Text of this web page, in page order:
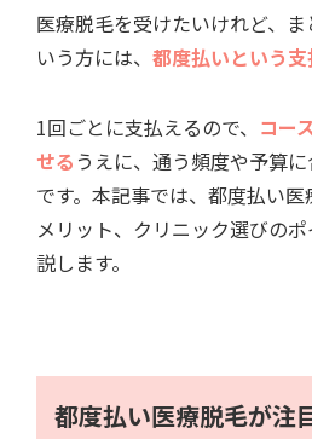
医療脱毛を受けたいけれど、
いう方には、 都度払いという
1回ごとに支払えるので、 コー
せる うえに、通う頻度や予算
です。本記事では、都度払い
メリット、クリニック選びの
説します。
都度払い医療脱毛が注